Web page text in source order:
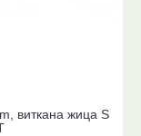
виткана жица S